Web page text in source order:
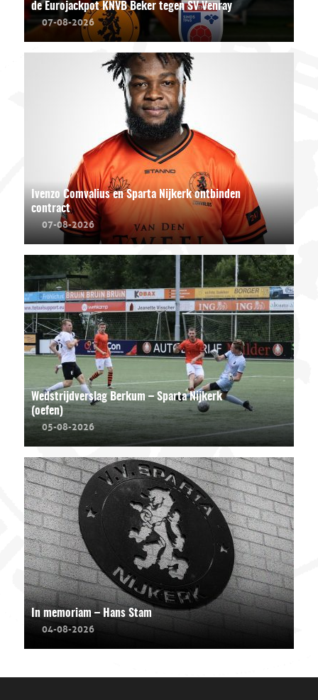
de Eurojackpot KNVB Beker tegen SV Venray
07-08-2026
Ivenzo Comvalius en Sparta Nijkerk ontbinden
contract
07-08-2026
Wedstrijdverslag Berkum – Sparta Nijkerk
(oefen)
05-08-2026
In memoriam – Hans Stam
04-08-2026